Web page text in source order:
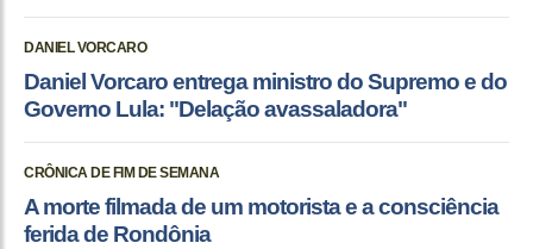
DANIEL VORCARO
Daniel Vorcaro entrega ministro do Supremo e do
Governo Lula: "Delação avassaladora"
CRÔNICA DE FIM DE SEMANA
A morte filmada de um motorista e a consciência
ferida de Rondônia